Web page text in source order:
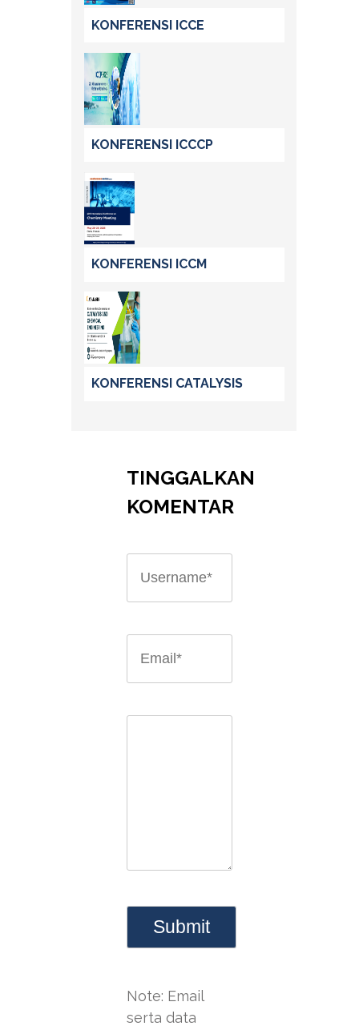
KONFERENSI ICCE
KONFERENSI ICCCP
KONFERENSI ICCM
KONFERENSI CATALYSIS
TINGGALKAN
KOMENTAR
Note: Email
serta data